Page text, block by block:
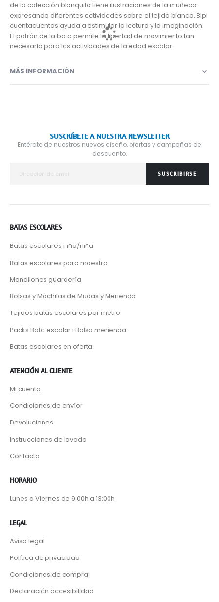
de la colección blanquito tiene ilustraciones de la muñeca
expresando diferentes actividades sobre el tejido blanco. Bipi
cuentacuentos ayuda a estimular la lectura y la imaginación.
El patrón de la bata permite la libertad de movimiento tan
necesaria para las actividades de la edad escolar.
MÁS INFORMACIÓN
SUSCRÍBETE A NUESTRA NEWSLETTER
Entérate de nuestros nuevos diseño, ofertas y campañas de
descuento.
SUSCRIBIRSE
BATAS ESCOLARES
Batas escolares niño/niña
Batas escolares para maestra
Mandilones guardería
Bolsas y Mochilas de Mudas y Merienda
Tejidos batas escolares por metro
Packs Bata escolar+Bolsa merienda
Batas escolares en oferta
ATENCIÓN AL CLIENTE
Mi cuenta
Condiciones de envíor
Devoluciones
Instrucciones de lavado
Contacta
HORARIO
Lunes a Viernes de 9:00h a 13:00h
LEGAL
Aviso legal
Política de privacidad
Condiciones de compra
Declaración accesibilidad